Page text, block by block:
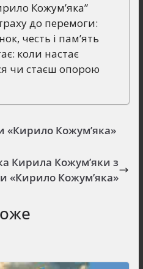
Кожум’яка”
до перемоги:
честь і пам’ять
коли настає
чи стаєш опорою
«Кирило Кожум’яка»
Кирила Кожум’яки з
«Кирило Кожум’яка»